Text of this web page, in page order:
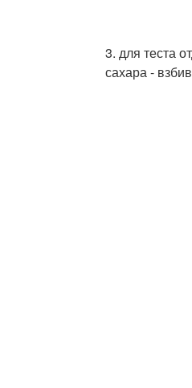
3. для теста
сахара -